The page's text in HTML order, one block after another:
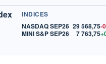
INDICES
NASDAQ SEP26 29 568,75-
MINI S&P SEP26
7 763,75